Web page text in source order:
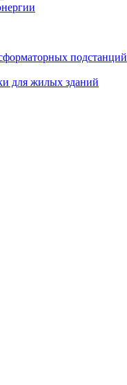
подстанций
для жилых зданий